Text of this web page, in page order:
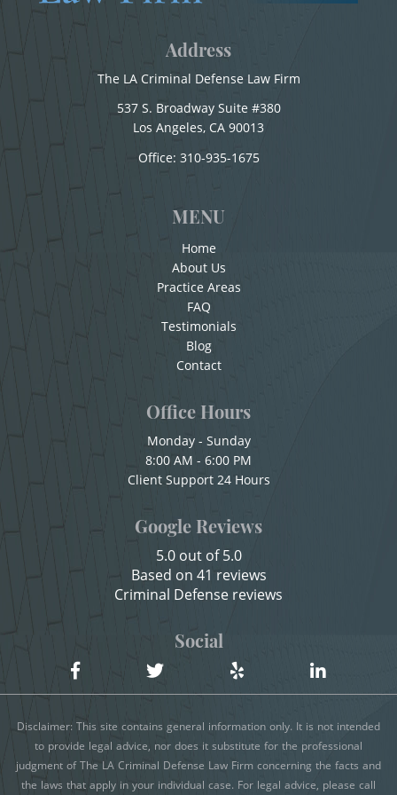
Indecent Exposure
Lewd Acts with a Minor
Oral Copulation by Force/Fear
Prostitution & Solicitation
Sexual Battery
Statutory Rape
Burglary
Burglary of a Safe or Vault
Grand Theft Auto
Receiving Stolen Property
Conducir Bajo la Influencia de Drogas - DUID
Conducción Imprudente sin la Presencia del
Conducta Lasciva
Corporal Injury on a Spouse
Copulación Oral Forzada
Cuarta Ofensa De DUI
Child Endangerment
Child Pornography
Credit Card Fraud
Criminal Threats
Damaging Phone, Electrical Or Utility Lines
Dañar Líneas Telefónicas, Eléctricas o de
Servicios Públicos
Delitos Contra la Propiedad
Address
The LA Criminal Defense Law Firm
537 S. Broadway Suite #380
Los Angeles, CA 90013
Office: 310-935-1675
MENU
Home
About Us
Practice Areas
FAQ
Testimonials
Blog
Contact
Office Hours
Monday - Sunday
8:00 AM - 6:00 PM
Client Support 24 Hours
Google Reviews
5.0 out of 5.0
Based on 41 reviews
Criminal Defense reviews
Social
Disclaimer: This site contains general information only. It is not intended
to provide legal advice, nor does it substitute for the professional
judgment of The LA Criminal Defense Law Firm concerning the facts and
the laws that apply in your individual case. For legal advice, please call